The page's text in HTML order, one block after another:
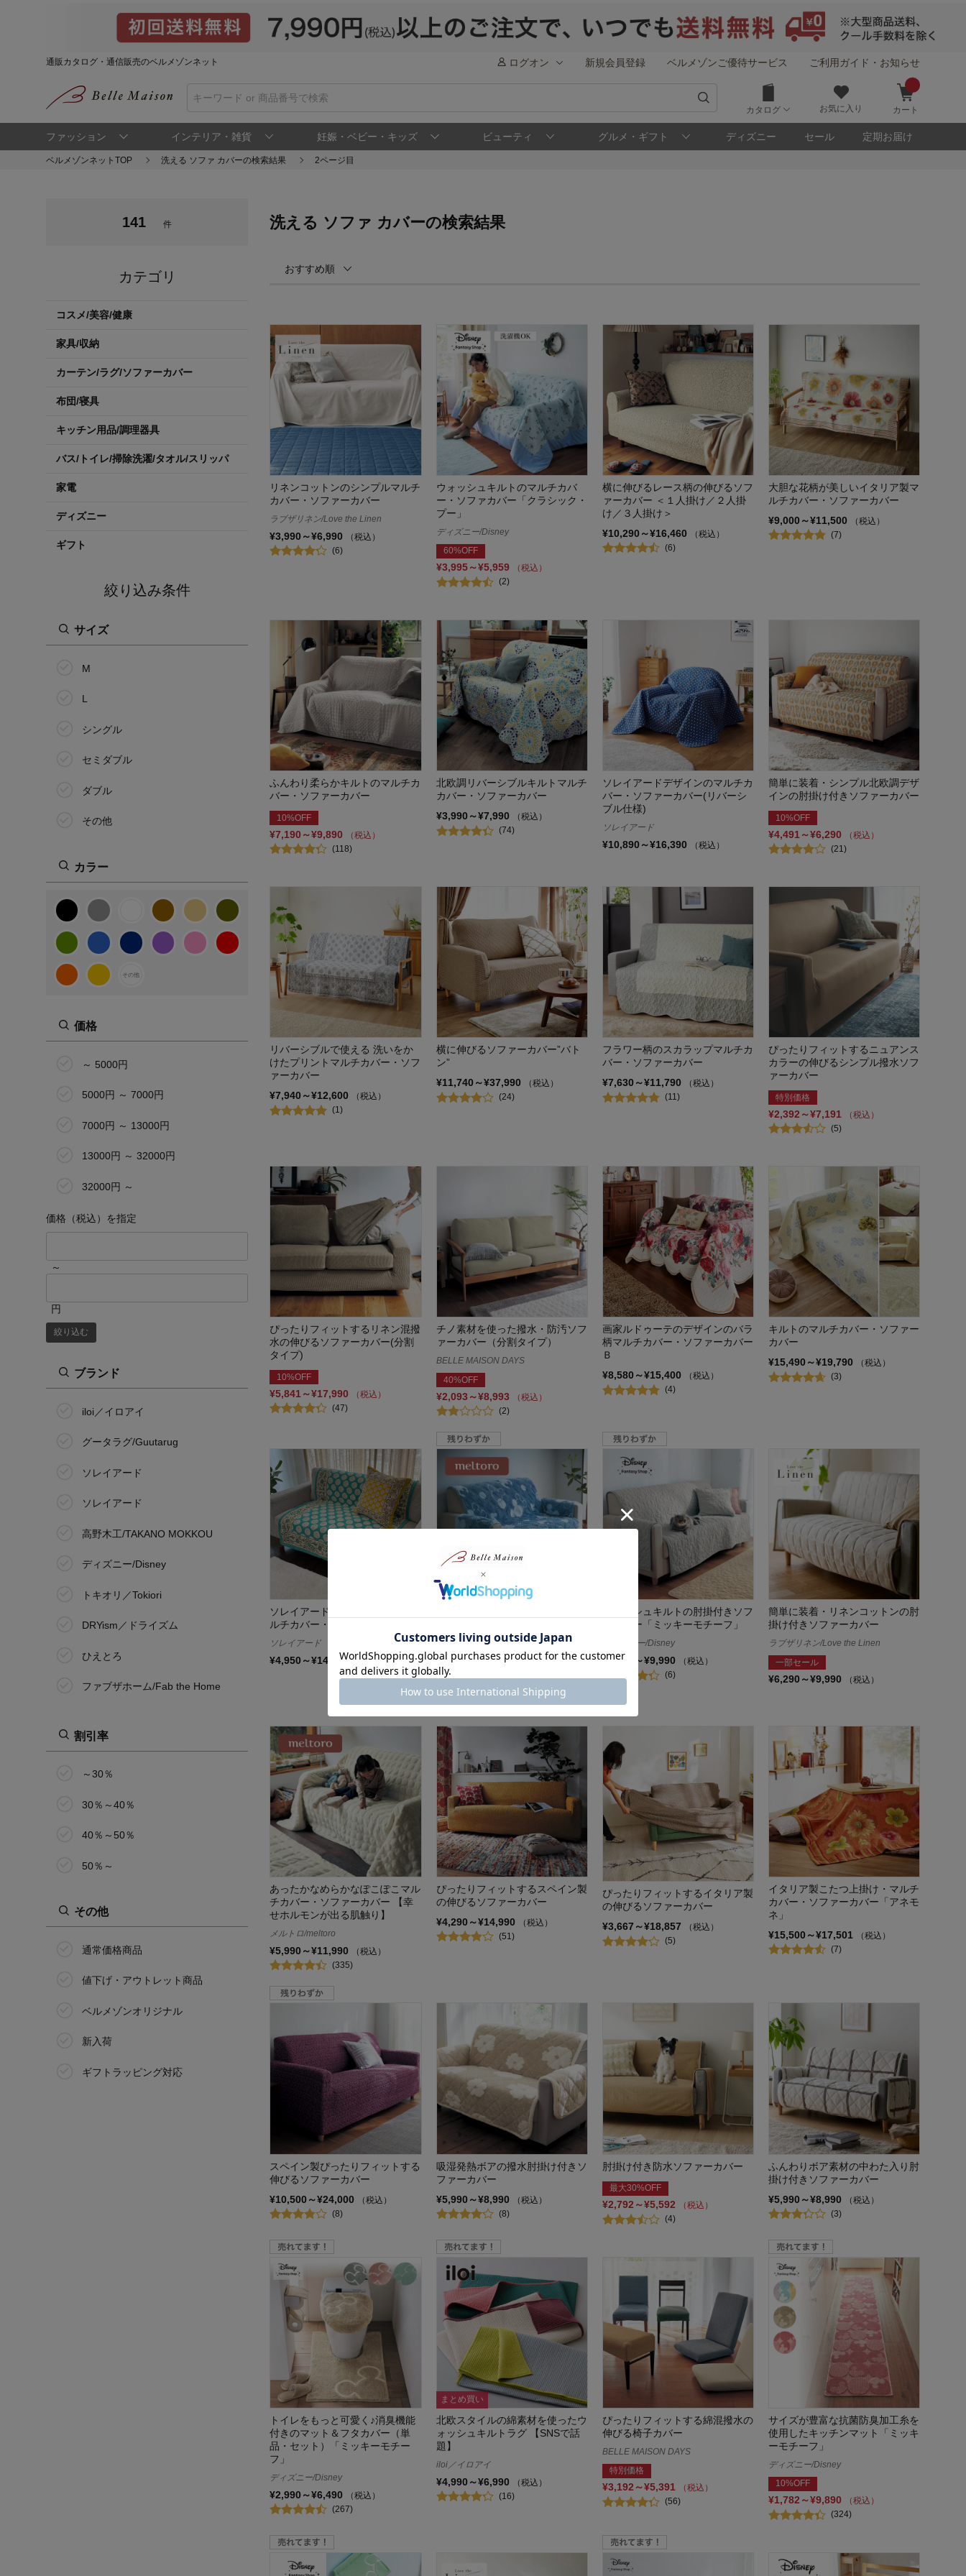
通販カタログ・通信販売のベルメゾンネット ログオン 新規会員登録 ベルメゾンご優待サービス ご利用ガイド・お知らせ
カタログ お気に入り カート
ファッション インテリア・雑貨 妊娠・ベビー・キッズ ビューティ グルメ・ギフト ディズニー セール 定期お届け
ベルメゾンネットTOP 洗える ソファ カバーの検索結果 2ページ目
141 件
カテゴリ
コスメ/美容/健康
家具/収納
カーテン/ラグ/ソファーカバー
布団/寝具
キッチン用品/調理器具
バス/トイレ/掃除洗濯/タオル/スリッパ
家電
ディズニー
ギフト
絞り込み条件
サイズ
M
L
シングル
セミダブル
ダブル
その他
カラー
その他
価格
～ 5000円
5000円 ～ 7000円
7000円 ～ 13000円
13000円 ～ 32000円
32000円 ～
価格（税込）を指定
～
円
絞り込む
ブランド
iloi／イロアイ
グータラグ/Guutarug
ソレイアード
ソレイアード
高野木工/TAKANO MOKKOU
ディズニー/Disney
トキオリ／Tokiori
DRYism／ドライズム
ひえとろ
ファブザホーム/Fab the Home
BELLE MAISON DAYS
ミニラボ/mini labo
メルトロ/meltoro
安くて安心
リラックスフォーム/RELAX
FORM
レコルト/recolte
ワンルームシリーズ
割引率
～30％
30％～40％
40％～50％
50％～
その他
通常価格商品
値下げ・アウトレット商品
ベルメゾンオリジナル
新入荷
ギフトラッピング対応
洗える ソファ カバーの検索結果
おすすめ順
リネンコットンのシンプルマルチ
カバー・ソファーカバー
ラブザリネン/Love the Linen
¥3,990～¥6,990
（税込）
(6)
ウォッシュキルトのマルチカバ
ー・ソファカバー「クラシック・
プー」
ディズニー/Disney
60%OFF
¥3,995～¥5,959
（税込）
(2)
横に伸びるレース柄の伸びるソフ
ァーカバー ＜１人掛け／２人掛
け／３人掛け＞
¥10,290～¥16,460
（税込）
(6)
大胆な花柄が美しいイタリア製マ
ルチカバー・ソファーカバー
¥9,000～¥11,500
（税込）
(7)
ふんわり柔らかキルトのマルチカ
バー・ソファーカバー
10%OFF
¥7,190～¥9,890
（税込）
(118)
北欧調リバーシブルキルトマルチ
カバー・ソファーカバー
¥3,990～¥7,990
（税込）
(74)
ソレイアードデザインのマルチカ
バー・ソファーカバー(リバーシ
ブル仕様)
ソレイアード
¥10,890～¥16,390 （税込）
簡単に装着・シンプル北欧調デザ
インの肘掛け付きソファーカバー
10%OFF
¥4,491～¥6,290
（税込）
(21)
リバーシブルで使える 洗いをか
けたプリントマルチカバー・ソフ
ァーカバー
¥7,940～¥12,600
（税込）
(1)
横に伸びるソファーカバー”バト
ン”
¥11,740～¥37,990
（税込）
(24)
フラワー柄のスカラップマルチカ
バー・ソファーカバー
¥7,630～¥11,790
（税込）
(11)
ぴったりフィットするニュアンス
カラーの伸びるシンプル撥水ソフ
ァーカバー
特別価格
¥2,392～¥7,191
（税込）
(5)
ぴったりフィットするリネン混撥
水の伸びるソファーカバー(分割
タイプ)
10%OFF
¥5,841～¥17,990
（税込）
(47)
チノ素材を使った撥水・防汚ソフ
ァーカバー（分割タイプ）
BELLE MAISON DAYS
40%OFF
¥2,093～¥8,993
（税込）
(2)
画家ルドゥーテのデザインのバラ
柄マルチカバー・ソファーカバー
Ｂ
¥8,580～¥15,400
（税込）
(4)
キルトのマルチカバー・ソファー
カバー
¥15,490～¥19,790
（税込）
(3)
ソレイアードデザインの額縁柄マ
ルチカバー・ソファーカバー
ソレイアード
¥4,950～¥14,190（税込）
フ」
メルトロ/meltoro
¥6,990～¥10,800
(30)
ウォッシュキルトの肘掛付きソフ
ァカバー「ミッキーモチーフ」
ディズニー/Disney
¥6,990～¥9,990
（税込）
(6)
簡単に装着・リネンコットンの肘
掛け付きソファーカバー
ラブザリネン/Love the Linen
一部セール
¥6,290～¥9,990 （税込）
あったかなめらかなぽこぽこマル
チカバー・ソファーカバー 【幸
せホルモンが出る肌触り】
メルトロ/meltoro
¥5,990～¥11,990
（税込）
(335)
ぴったりフィットするスペイン製
の伸びるソファーカバー
¥4,290～¥14,990
（税込）
(51)
ぴったりフィットするイタリア製
の伸びるソファーカバー
¥3,667～¥18,857
（税込）
(5)
イタリア製こたつ上掛け・マルチ
カバー・ソファーカバー「アネモ
ネ」
¥15,500～¥17,501
（税込）
(7)
スペイン製ぴったりフィットする
伸びるソファーカバー
¥10,500～¥24,000
（税込）
(8)
吸湿発熱ボアの撥水肘掛け付きソ
ファーカバー
¥5,990～¥8,990
（税込）
(8)
肘掛け付き防水ソファーカバー
最大30%OFF
¥2,792～¥5,592
（税込）
(4)
ふんわりボア素材の中わた入り肘
掛け付きソファーカバー
¥5,990～¥8,990
（税込）
(3)
トイレをもっと可愛く♪消臭機能
付きのマット＆フタカバー（単
品・セット）「ミッキーモチー
フ」
ディズニー/Disney
¥2,990～¥6,490
（税込）
(267)
まとめ買い
北欧スタイルの綿素材を使ったウ
ォッシュキルトラグ 【SNSで話
題】
iloi／イロアイ
¥4,990～¥6,990
（税込）
(16)
ぴったりフィットする綿混撥水の
伸びる椅子カバー
BELLE MAISON DAYS
特別価格
¥3,192～¥5,391
（税込）
(56)
サイズが豊富な抗菌防臭加工糸を
使用したキッチンマット「ミッキ
ーモチーフ」
ディズニー/Disney
10%OFF
¥1,782～¥9,890
（税込）
(324)